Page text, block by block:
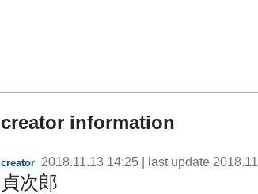
creator information
creator 2018.11.13 14:25 | last update
貞次郎